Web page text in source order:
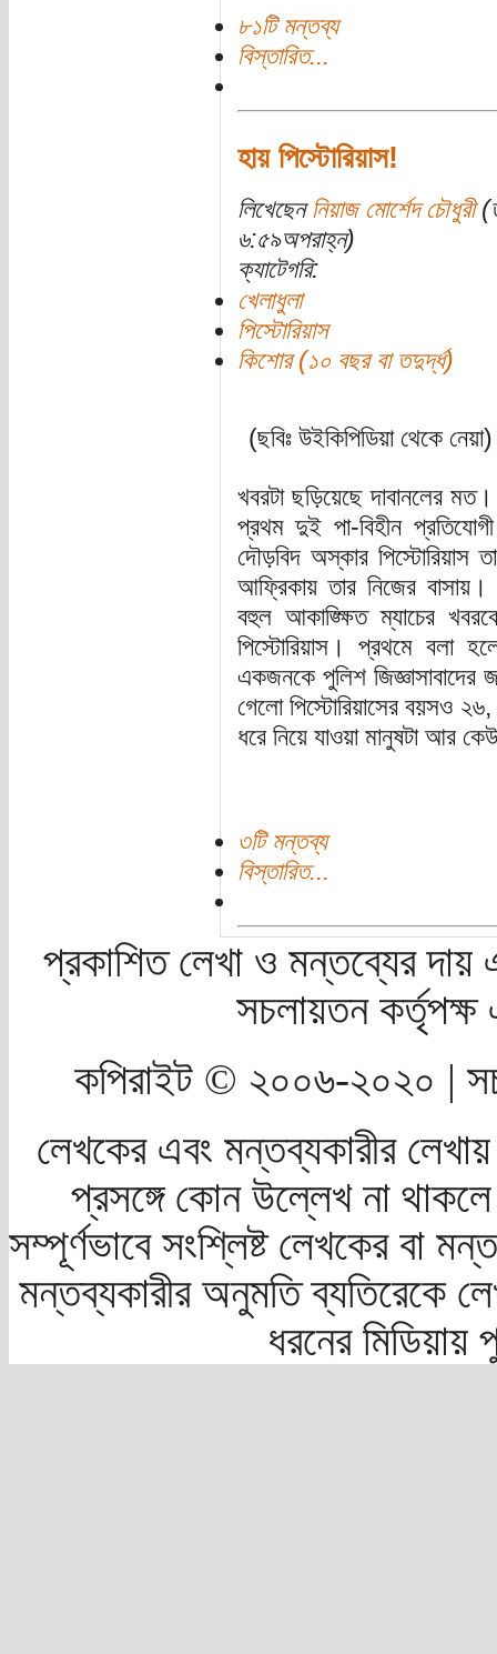
৮১টি মন্তব্য
বিস্তারিত...
হায় পিস্টোরিয়াস!
লিখেছেননিয়াজ মোর্শেদ চৌধুরী
৬:৫৯অপরাহ্ন)
ক্যাটেগরি:
খেলাধুলা
পিস্টোরিয়াস
কিশোর (১০ বছর বা তদুর্দ্ধ)
(ছবিঃ উইকিপিডিয়া থেকে নেয়া)
খবরটা ছড়িয়েছে দাবানলের
প্রথম দুই পা-বিহীন
দৌড়বিদ অস্কার পিস্টোরিয়াস
আফ্রিকায় তার নিজের বাসায়।
বহুল আকাঙ্ক্ষিত ম্যাচের
পিস্টোরিয়াস। প্রথমে বলা
একজনকে পুলিশ জিজ্ঞাসাবাদের
গেলো পিস্টোরিয়াসের বয়সও
ধরে নিয়ে যাওয়া মানুষটা আর
৩টি মন্তব্য
বিস্তারিত...
প্রকাশিত লেখা ও মন্তব্যের দায়
সচলায়তন
কপিরাইট © ২০০৬-২০২০ |
লেখকের এবং মন্তব্যকারীর
প্রসঙ্গে কোন উল্লেখ না
সম্পূর্ণভাবে সংশ্লিষ্ট লেখকের বা
মন্তব্যকারীর অনুমতি ব্যতিরেকে
ধরনের মিডিয়ায়